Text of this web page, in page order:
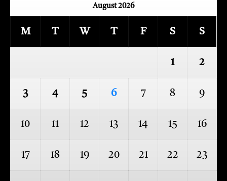
August 2026
M T W T F S S
1 2
3 4 5 6 7 8 9
10 11 12 13 14 15 16
17 18 19 20 21 22 23